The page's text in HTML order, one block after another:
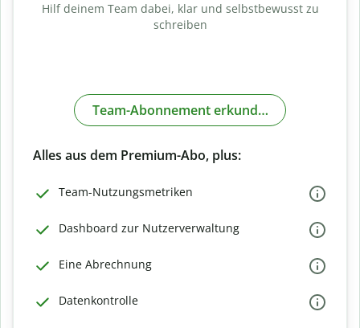
Hilf deinem Team dabei, klar und selbstbewusst zu
schreiben
Team-Abonnement erkunden
Alles aus dem Premium-Abo, plus:
Team-Nutzungsmetriken
Dashboard zur Nutzerverwaltung
Eine Abrechnung
Datenkontrolle